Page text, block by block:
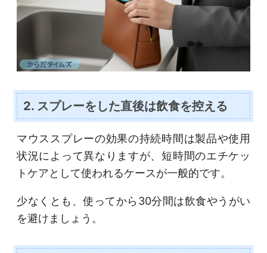
2. スプレーをした直後は飲食を控える
マウススプレーの効果の持続時間は製品や使用
状況によって異なりますが、短時間のエチケッ
トケアとして使われるケースが一般的です。
少なくとも、使ってから30分間は飲食やうがい
を避けましょう。